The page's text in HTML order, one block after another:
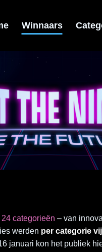
Winnaars
24 categorieën – van
werden per categorie
januari kon het publiek